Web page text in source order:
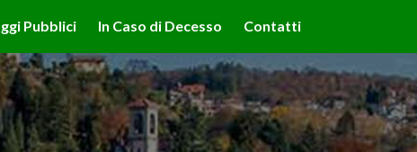
Pubblici In Caso di Decesso Contatti
dei cookie. Ulteriori informazioni